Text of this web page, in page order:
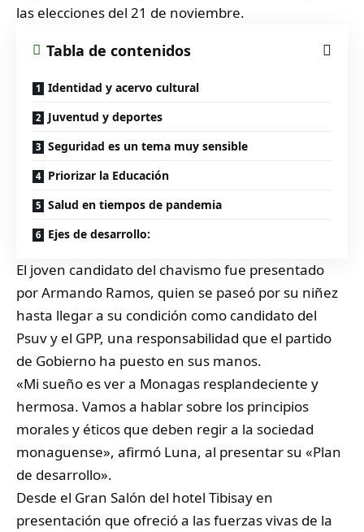
las elecciones del 21 de noviembre.
Tabla de contenidos
Identidad y acervo cultural
Juventud y deportes
Seguridad es un tema muy sensible
Priorizar la Educación
Salud en tiempos de pandemia
Ejes de desarrollo:
El joven candidato del chavismo fue presentado
por Armando Ramos, quien se paseó por su niñez
hasta llegar a su condición como candidato del
Psuv y el GPP, una responsabilidad que el partido
de Gobierno ha puesto en sus manos.
«Mi sueño es ver a Monagas resplandeciente y
hermosa. Vamos a hablar sobre los principios
morales y éticos que deben regir a la sociedad
monaguense», afirmó Luna, al presentar su «Plan
de desarrollo».
Desde el Gran Salón del hotel Tibisay en
presentación que ofreció a las fuerzas vivas de la